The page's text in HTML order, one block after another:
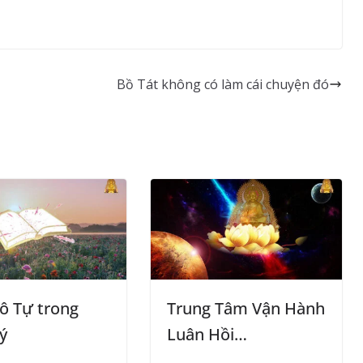
Bồ Tát không có làm cái chuyện đó
Tự trong
Trung Tâm Vận Hành
Luân Hồi…